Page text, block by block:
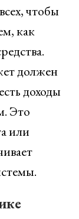
чтобы
как
должен
доходы
Это
или